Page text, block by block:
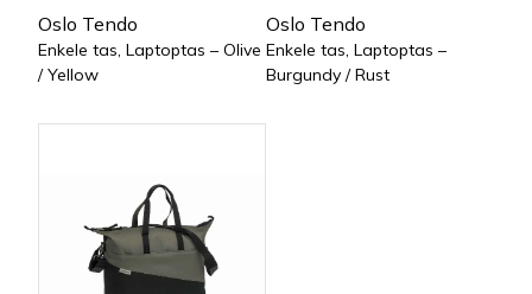
Oslo Tendo
Enkele tas, Laptoptas – Olive
/ Yellow
Oslo Tendo
Enkele tas, Laptoptas –
Burgundy / Rust